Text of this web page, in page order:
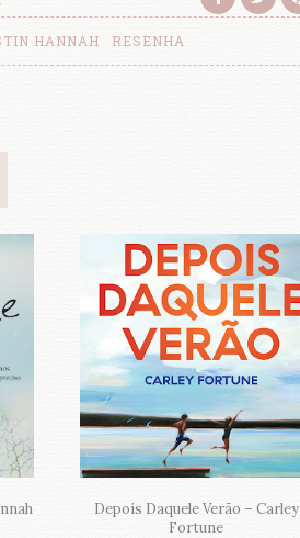
HANNAH RESENHA
Depois Daquele Verão – Carley
Fortune